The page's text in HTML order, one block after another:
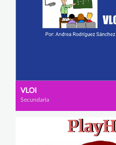
VLOI
Secundaria